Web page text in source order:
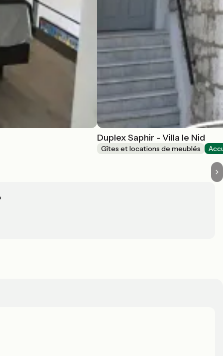
Duplex Saphir - Villa le Nid
Gîtes et locations de meublés